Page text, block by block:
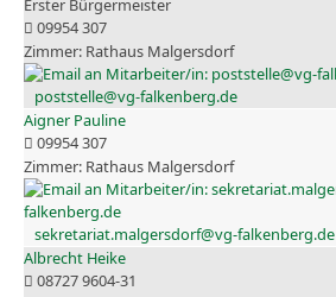
Erster Bürgermeister
09954 307
Rathaus Malgersdorf
poststelle@vg-falkenberg.de
Aigner Pauline
09954 307
Rathaus Malgersdorf
sekretariat.malgersdorf@vg-falkenberg.de
Albrecht Heike
08727 9604-31